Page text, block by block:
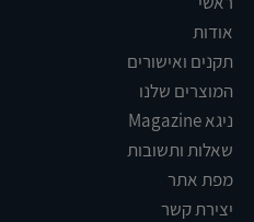
אודות
תקנים ואישורים
המוצרים שלנו
ניגא Magazine
שאלות ותשובות
מפת אתר
יצירת קשר